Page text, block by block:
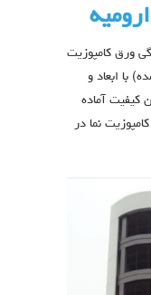
ورق کامپوزیت
با ابعاد و
کیفیت آماده
نما در